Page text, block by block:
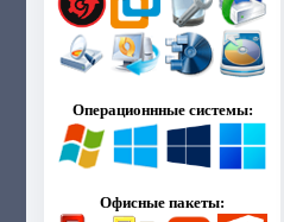
Операционнные системы:
Офисные пакеты: